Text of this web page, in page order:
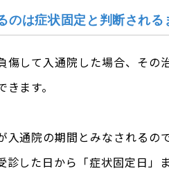
のは症状固定と判断される
傷して入通院した場合、その
ます。
入通院の期間とみなされるの
診した日から「症状固定日」